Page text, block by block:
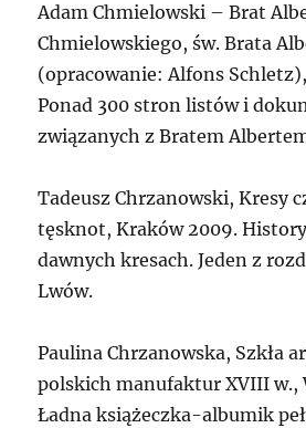
Adam Chmielowski – Brat
Chmielowskiego, św. Brata
(opracowanie: Alfons
Ponad 300 stron listów i
związanych z Bratem
Tadeusz Chrzanowski, Kresy
tęsknot, Kraków 2009.
dawnych kresach. Jeden z
Lwów.
Paulina Chrzanowska, Szkła
polskich manufaktur XVIII w.,
Ładna książeczka-albumik